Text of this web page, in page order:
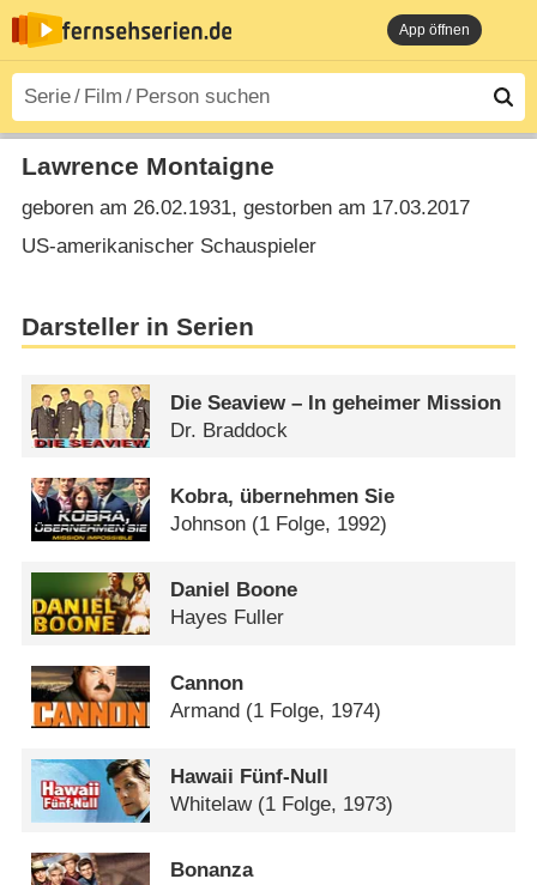
App öffnen
Lawrence Montaigne
geboren am 26.02.1931, gestorben am 17.03.2017
US-amerikanischer Schauspieler
Darsteller in Serien
Die Seaview – In geheimer Mission
Dr. Braddock
Kobra, übernehmen Sie
Johnson (1 Folge, 1992)
Daniel Boone
Hayes Fuller
Cannon
Armand (1 Folge, 1974)
Hawaii Fünf-Null
Whitelaw (1 Folge, 1973)
Bonanza